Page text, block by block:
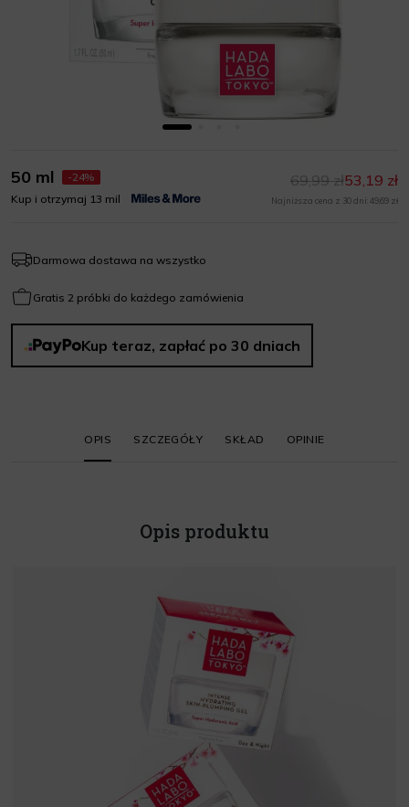
50 ml
-24%
Kup i otrzymaj 13 mil
53,19 zł
69,99 zł
Najniższa cena z 30 dni: 49,69 zł
Darmowa dostawa na wszystko
Gratis 2 próbki do każdego zamówienia
Kup teraz, zapłać po 30 dniach
OPIS SZCZEGÓŁY SKŁAD OPINIE
Opis produktu